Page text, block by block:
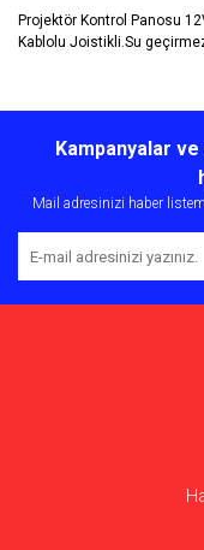
Projektör Kontrol Panosu
Kablolu Joistikli.Su
Bu
tarafımıza iletebilirsiniz.
Görüş ve önerileriniz
Ürün resmi
Ürün açıklamasında
Ürün fiyatı diğer
Kampanyalar
Mail adresinizi haber